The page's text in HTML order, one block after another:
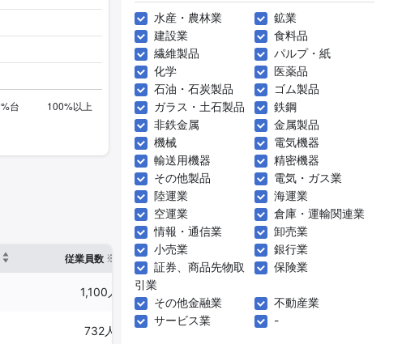
従業員数 ※1 臨時従業員数 確認した有報締日
1,100人
732人
水産・農林業
鉱業
建設業
食料品
繊維製品
パルプ・紙
化学
医薬品
石油・石炭製品
ゴム製品
ガラス・土石製品
鉄鋼
非鉄金属
金属製品
機械
電気機器
輸送用機器
精密機器
その他製品
電気・ガス業
陸運業
海運業
空運業
倉庫・運輸関連業
情報・通信業
卸売業
小売業
銀行業
証券、商品先物取
引業
保険業
その他金融業
不動産業
サービス業
-